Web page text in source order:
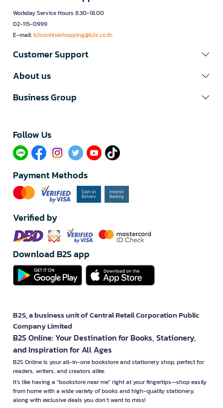
Workday Service Hours 8.30-18.00
02-115-0999
E-mail:b2sonlineshopping@b2s.co.th
Customer Support
About us
Business Group
Follow Us​
Payment Methods
Verified by
Download B2S app
B2S, a business unit of Central Retail Corporation Public
Company Limited
B2S Online: Your Destination for Books, Stationery,
and Inspiration for All Ages
B2S Online is your all-in-one bookstore and stationery shop, perfect for
readers, writers, and creators alike.
It’s like having a "bookstore near me" right at your fingertips—shop easily
from home with a wide variety of books and high-quality stationery,
along with exclusive deals you don’t want to miss!